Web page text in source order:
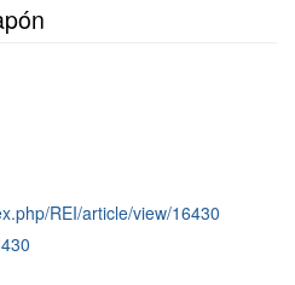
REI/article/view/16430